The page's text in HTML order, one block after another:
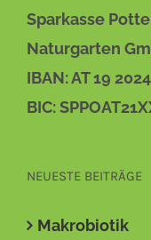
Sparkasse
Naturgarten
IBAN: AT 19
BIC:
NEUESTE BEITRÄGE
Makrobiotik